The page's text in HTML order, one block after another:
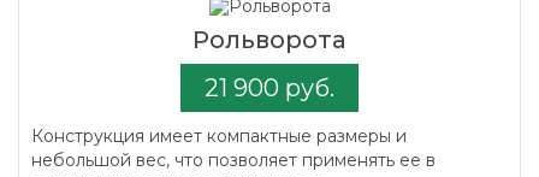
Рольворота
21 900 руб.
Конструкция имеет компактные размеры и
небольшой вес, что позволяет применять ее в